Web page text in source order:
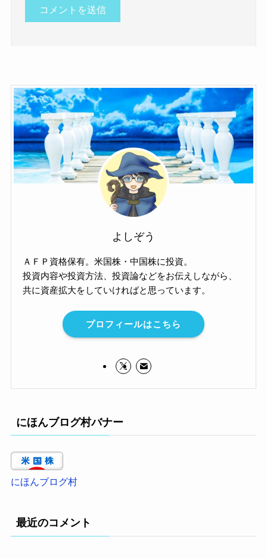
よしぞう
ＡＦＰ資格保有。米国株・中国株に投資。
投資内容や投資方法、投資論などをお伝えしながら、
共に資産拡大をしていければと思っています。
プロフィールはこちら
にほんブログ村バナー
にほんブログ村
最近のコメント